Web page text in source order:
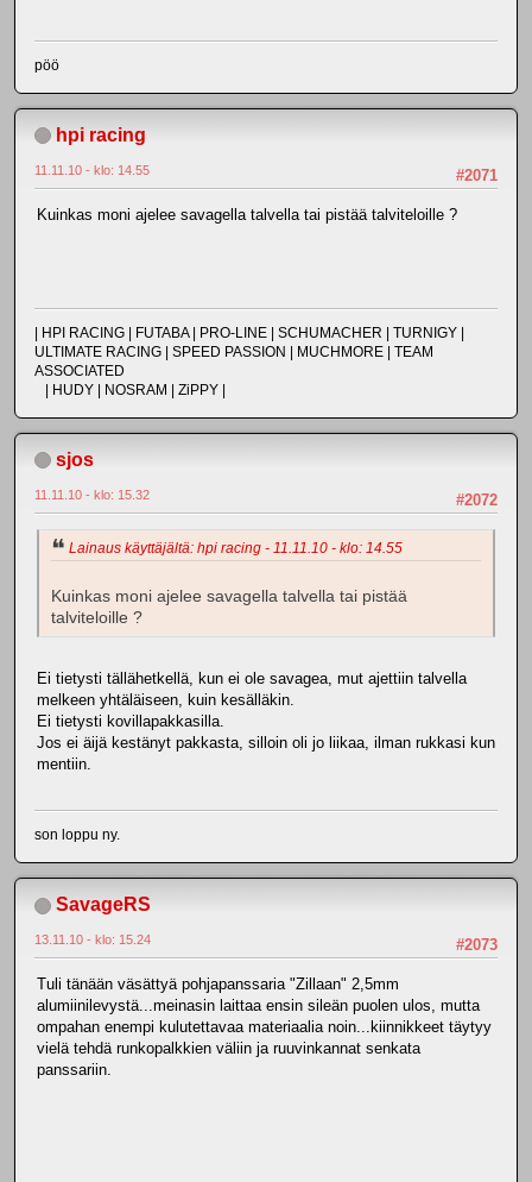
pöö
hpi racing
#2071
11.11.10 - klo: 14.55
Kuinkas moni ajelee savagella talvella tai pistää talviteloille ?
| HPI RACING | FUTABA | PRO-LINE | SCHUMACHER | TURNIGY |
ULTIMATE RACING | SPEED PASSION | MUCHMORE | TEAM
ASSOCIATED
| HUDY | NOSRAM | ZiPPY |
sjos
#2072
11.11.10 - klo: 15.32
Lainaus käyttäjältä: hpi racing - 11.11.10 - klo: 14.55
Kuinkas moni ajelee savagella talvella tai pistää
talviteloille ?
Ei tietysti tällähetkellä, kun ei ole savagea, mut ajettiin talvella
melkeen yhtäläiseen, kuin kesälläkin.
Ei tietysti kovillapakkasilla.
Jos ei äijä kestänyt pakkasta, silloin oli jo liikaa, ilman rukkasi kun
mentiin.
son loppu ny.
SavageRS
#2073
13.11.10 - klo: 15.24
Tuli tänään väsättyä pohjapanssaria "Zillaan" 2,5mm
alumiinilevystä...meinasin laittaa ensin sileän puolen ulos, mutta
ompahan enempi kulutettavaa materiaalia noin...kiinnikkeet täytyy
vielä tehdä runkopalkkien väliin ja ruuvinkannat senkata
panssariin.